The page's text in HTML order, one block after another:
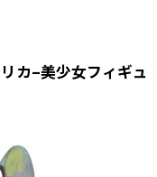
カ–美少女フィギュ